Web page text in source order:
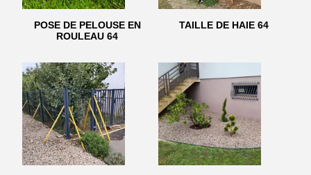
POSE DE PELOUSE EN
ROULEAU 64
TAILLE DE HAIE 64